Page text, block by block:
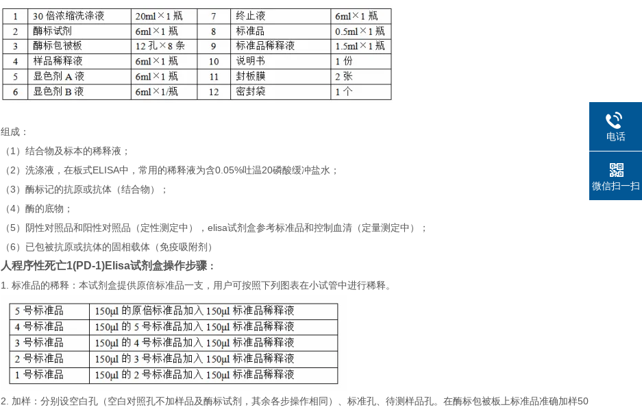
组成：
（1）结合物及标本的稀释液；
（2）洗涤液，在板式ELISA中，常用的稀释液为含0.05%吐温20磷酸缓冲盐水；
（3）酶标记的抗原或抗体（结合物）；
（4）酶的底物；
（5）阴性对照品和阳性对照品（定性测定中），elisa试剂盒参考标准品和控制血清（定量测定中）；
（6）已包被抗原或抗体的固相载体（免疫吸附剂）
人程序性死亡1(PD-1)Elisa试剂盒操作步骤 ：
1. 标准品的稀释：本试剂盒提供原倍标准品一支，用户可按照下列图表在小试管中进行稀释。
2. 加样：分别设空白孔（空白对照孔不加样品及酶标试剂，其余各步操作相同）、标准孔、待测样品孔。在酶标包被板上标准品准确加样50
电话
微信扫一扫